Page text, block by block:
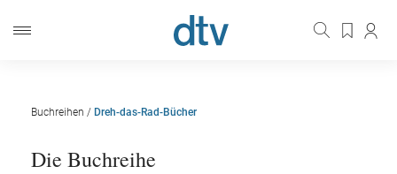
Buchreihen / Dreh-das-Rad-Bücher
Die Buchreihe